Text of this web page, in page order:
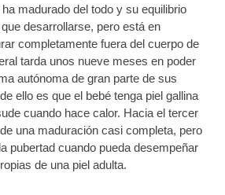
madurado del todo y su equilibrio
desarrollarse, pero está en
completamente fuera del cuerpo de
tarda unos nueve meses en poder
autónoma de gran parte de sus
ello es que el bebé tenga piel gallina
cuando hace calor. Hacia el tercer
una maduración casi completa, pero
pubertad cuando pueda desempeñar
de una piel adulta.